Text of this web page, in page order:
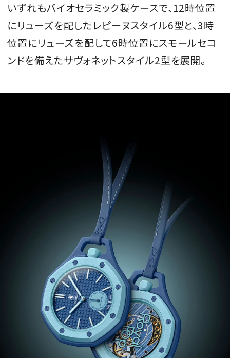
いずれもバイオセラミック製ケースで、12時位置
にリューズを配したレピーヌスタイル6型と、3時
位置にリューズを配して6時位置にスモールセコ
ンドを備えたサヴォネットスタイル2型を展開。